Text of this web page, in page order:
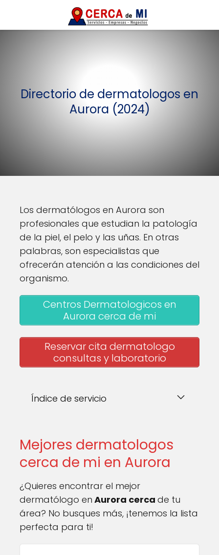
Directorio de dermatologos en
Aurora (2024)
Los dermatólogos en Aurora son
profesionales que estudian la patología
de la piel, el pelo y las uñas. En otras
palabras, son especialistas que
ofrecerán atención a las condiciones del
organismo.
Centros Dermatologicos en
Aurora cerca de mi
Reservar cita dermatologo
consultas y laboratorio
Índice de servicio
Mejores dermatologos
cerca de mi en Aurora
¿Quieres encontrar el mejor
dermatólogo en Aurora cerca de tu
área? No busques más, ¡tenemos la lista
perfecta para ti!